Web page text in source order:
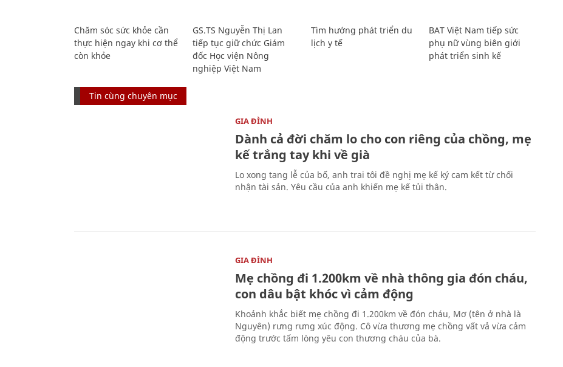
Chăm sóc sức khỏe cần
thực hiện ngay khi cơ thể
còn khỏe
GS.TS Nguyễn Thị Lan
tiếp tục giữ chức Giám
đốc Học viện Nông
nghiệp Việt Nam
Tìm hướng phát triển du
lịch y tế
BAT Việt Nam tiếp sức
phụ nữ vùng biên giới
phát triển sinh kế
Tin cùng chuyên mục
GIA ĐÌNH
Dành cả đời chăm lo cho con riêng của chồng, mẹ
kế trắng tay khi về già
Lo xong tang lễ của bố, anh trai tôi đề nghị mẹ kế ký cam kết từ chối
nhận tài sản. Yêu cầu của anh khiến mẹ kế tủi thân.
GIA ĐÌNH
Mẹ chồng đi 1.200km về nhà thông gia đón cháu,
con dâu bật khóc vì cảm động
Khoảnh khắc biết mẹ chồng đi 1.200km về đón cháu, Mơ (tên ở nhà là
Nguyên) rưng rưng xúc động. Cô vừa thương mẹ chồng vất vả vừa cảm
động trước tấm lòng yêu con thương cháu của bà.